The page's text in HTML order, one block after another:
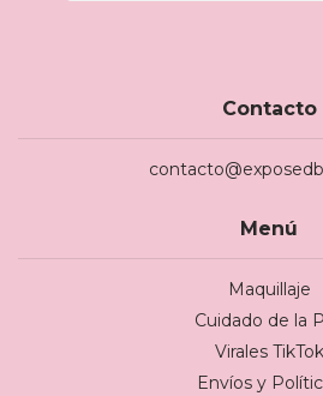
Contacto
Menú
Maquillaje
Cuidado de la
Virales TikTok
Envíos y